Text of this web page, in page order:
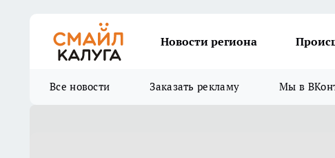
Новости региона
Все новости Заказать рекламу Мы в